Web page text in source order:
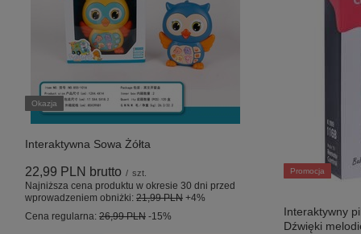
Okazja
Interaktywna Sowa Żółta
22,99 PLN brutto / szt.
Najniższa cena produktu w okresie 30 dni przed
wprowadzeniem obniżki: 21,99 PLN +4%
Cena regularna: 26,99 PLN -15%
Promocja
Interaktywny
Dźwięki